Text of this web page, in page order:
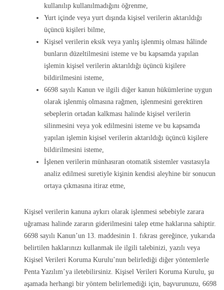
kullanılıp kullanılmadığını öğrenme,
Yurt içinde veya yurt dışında kişisel verilerin aktarıldığı
üçüncü kişileri bilme,
Kişisel verilerin eksik veya yanlış işlenmiş olması hâlinde
bunların düzeltilmesini isteme ve bu kapsamda yapılan
işlemin kişisel verilerin aktarıldığı üçüncü kişilere
bildirilmesini isteme,
6698 sayılı Kanun ve ilgili diğer kanun hükümlerine uygun
olarak işlenmiş olmasına rağmen, işlenmesini gerektiren
sebeplerin ortadan kalkması halinde kişisel verilerin
silinmesini veya yok edilmesini isteme ve bu kapsamda
yapılan işlemin kişisel verilerin aktarıldığı üçüncü kişilere
bildirilmesini isteme,
İşlenen verilerin münhasıran otomatik sistemler vasıtasıyla
analiz edilmesi suretiyle kişinin kendisi aleyhine bir sonucun
ortaya çıkmasına itiraz etme,
Kişisel verilerin kanuna aykırı olarak işlenmesi sebebiyle zarara
uğraması halinde zararın giderilmesini talep etme haklarına sahiptir.
6698 sayılı Kanun’un 13. maddesinin 1. fıkrası gereğince, yukarıda
belirtilen haklarınızı kullanmak ile ilgili talebinizi, yazılı veya
Kişisel Verileri Koruma Kurulu’nun belirlediği diğer yöntemlerle
Penta Yazılım’ya iletebilirsiniz. Kişisel Verileri Koruma Kurulu, şu
aşamada herhangi bir yöntem belirlemediği için, başvurunuzu, 6698